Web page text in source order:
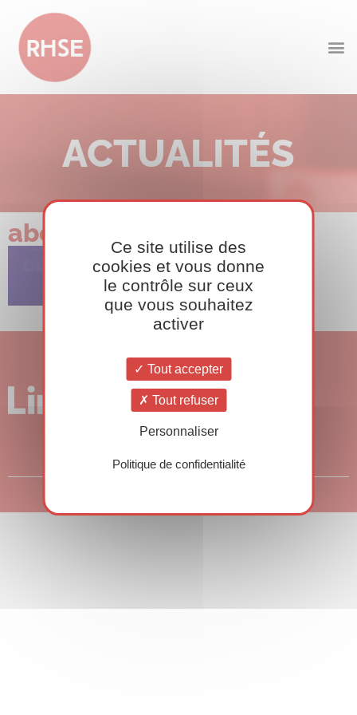
ACTUALITÉS
about-bannerCe site utilise des
cookies et vous donne
le contrôle sur ceux
que vous souhaitez
activer
Tout accepter
Tout refuser
Personnaliser
Politique de confidentialité